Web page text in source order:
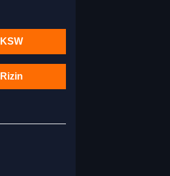
KSW
Rizin